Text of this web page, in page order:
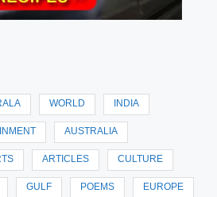
WORLD INDIA
AUSTRALIA
ARTICLES CULTURE
GULF POEMS EUROPE